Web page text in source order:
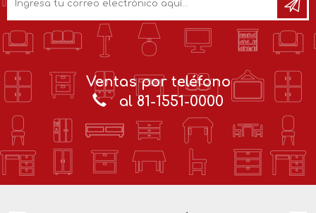
Ventas por teléfono
al 81-1551-0000